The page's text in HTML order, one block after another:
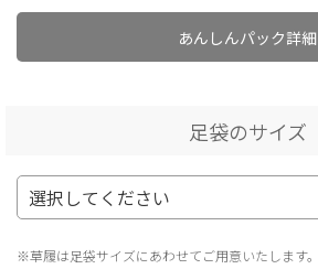
あんしんパック詳細
足袋のサイズ
※草履は足袋サイズにあわせてご用意いたします。